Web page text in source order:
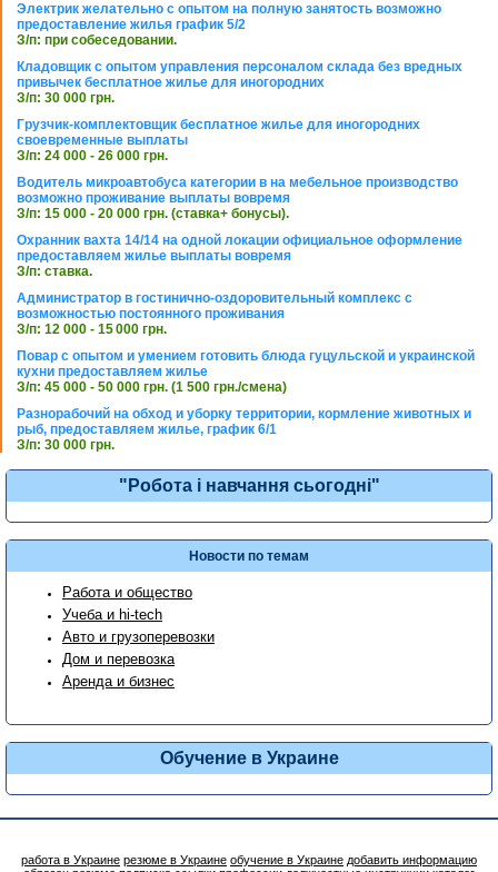
Электрик желательно с опытом на полную занятость возможно
предоставление жилья график 5/2
З/п: при собеседовании.
Кладовщик с опытом управления персоналом склада без вредных
привычек бесплатное жилье для иногородних
З/п: 30 000 грн.
Грузчик-комплектовщик бесплатное жилье для иногородних
своевременные выплаты
З/п: 24 000 - 26 000 грн.
Водитель микроавтобуса категории в на мебельное производство
возможно проживание выплаты вовремя
З/п: 15 000 - 20 000 грн. (ставка+ бонусы).
Охранник вахта 14/14 на одной локации официальное оформление
предоставляем жилье выплаты вовремя
З/п: ставка.
Администратор в гостинично-оздоровительный комплекс с
возможностью постоянного проживания
З/п: 12 000 - 15 000 грн.
Повар с опытом и умением готовить блюда гуцульской и украинской
кухни предоставляем жилье
З/п: 45 000 - 50 000 грн. (1 500 грн./смена)
Разнорабочий на обход и уборку территории, кормление животных и
рыб, предоставляем жилье, график 6/1
З/п: 30 000 грн.
"Робота і навчання сьогодні"
Новости по темам
Работа и общество
Учеба и hi-tech
Авто и грузоперевозки
Дом и перевозка
Аренда и бизнес
Обучение в Украине
работа в Украине резюме в Украине обучение в Украине добавить информацию